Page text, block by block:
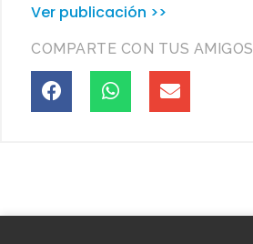
Ver publicación >>
COMPARTE CON TUS AMIGOS